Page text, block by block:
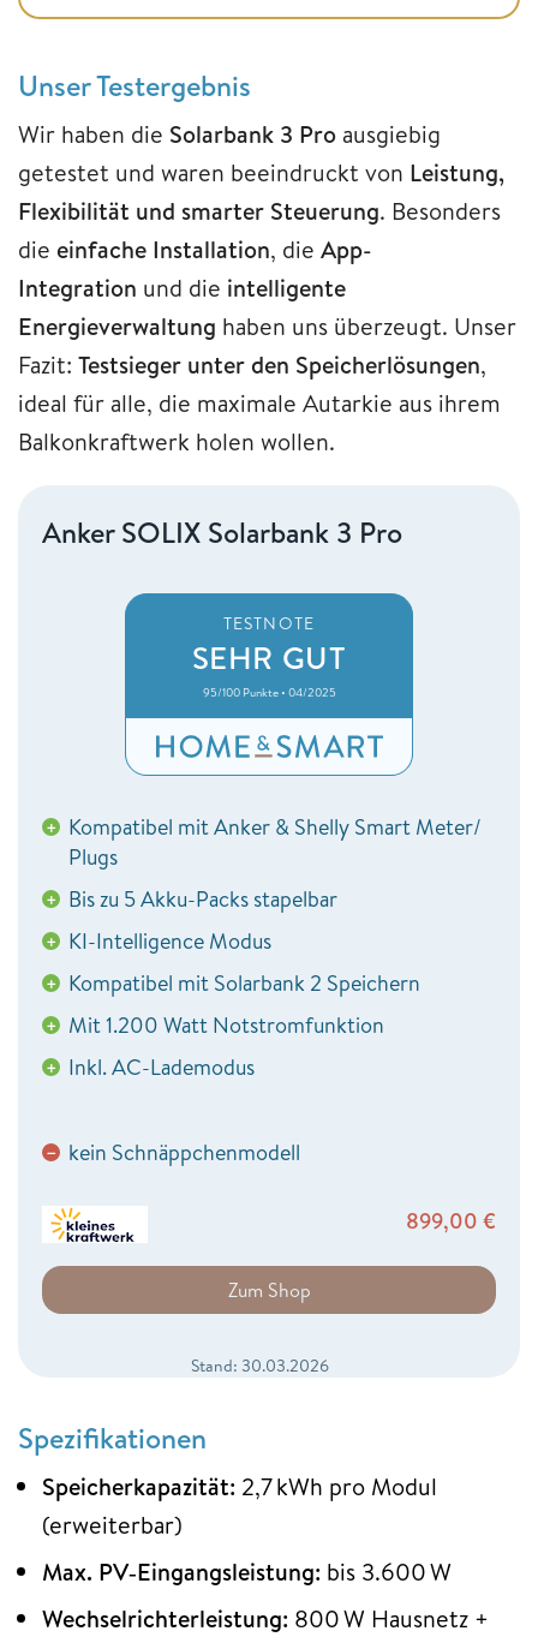
Unser Testergebnis
Wir haben die Solarbank 3 Pro ausgiebig
getestet und waren beeindruckt von Leistung,
Flexibilität und smarter Steuerung. Besonders
die einfache Installation, die App-
Integration und die intelligente
Energieverwaltung haben uns überzeugt. Unser
Fazit: Testsieger unter den Speicherlösungen,
ideal für alle, die maximale Autarkie aus ihrem
Balkonkraftwerk holen wollen.
Anker SOLIX Solarbank 3 Pro
TESTNOTE
SEHR GUT
95/100 Punkte • 04/2025
+ Kompatibel mit Anker & Shelly Smart Meter/
Plugs
+ Bis zu 5 Akku-Packs stapelbar
+ KI-Intelligence Modus
+ Kompatibel mit Solarbank 2 Speichern
+ Mit 1.200 Watt Notstromfunktion
+ Inkl. AC-Lademodus
− kein Schnäppchenmodell
899,00 €
Zum Shop
Stand: 30.03.2026
Spezifikationen
Speicherkapazität: 2,7 kWh pro Modul
(erweiterbar)
Max. PV‑Eingangsleistung: bis 3.600 W
Wechselrichterleistung: 800 W Hausnetz +